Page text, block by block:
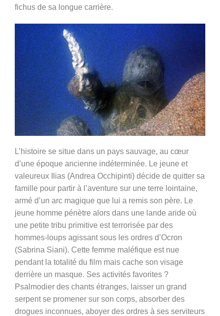
fichus de sa longue carrière.
L’histoire se situe dans un pays sauvage, au cœur
d’une époque ancienne indéterminée. Le jeune et
valeureux Ilias (Andrea Occhipinti) décide de quitter sa
famille pour partir à l’aventure sur une terre lointaine,
armé d’un arc magique que lui a remis son père. Le
jeune homme pénètre alors dans une lande aride où
une petite tribu primitive est terrorisée par des
hommes-loups agissant sous les ordres d’Ocron
(Sabrina Siani). Cette femme maléfique est nue
pendant la totalité du film mais cache son visage
derrière un masque. Ses activités favorites ?
Psalmodier des chants étranges, laisser un grand
serpent se promener sur son corps, absorber des
drogues inconnues, aboyer des ordres à ses serviteurs